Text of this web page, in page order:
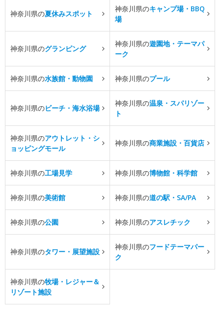
神奈川県の夏休みスポット
神奈川県のキャンプ場・BBQ
場
神奈川県のグランピング
神奈川県の遊園地・テーマパ
ーク
神奈川県の水族館・動物園 神奈川県のプール
神奈川県のビーチ・海水浴場
神奈川県の温泉・スパリゾー
ト
神奈川県のアウトレット・シ
ョッピングモール
神奈川県の商業施設・百貨店
神奈川県の工場見学 神奈川県の博物館・科学館
神奈川県の美術館 神奈川県の道の駅・SA/PA
神奈川県の公園 神奈川県のアスレチック
神奈川県のタワー・展望施設
神奈川県のフードテーマパー
ク
神奈川県の牧場・レジャー＆
リゾート施設